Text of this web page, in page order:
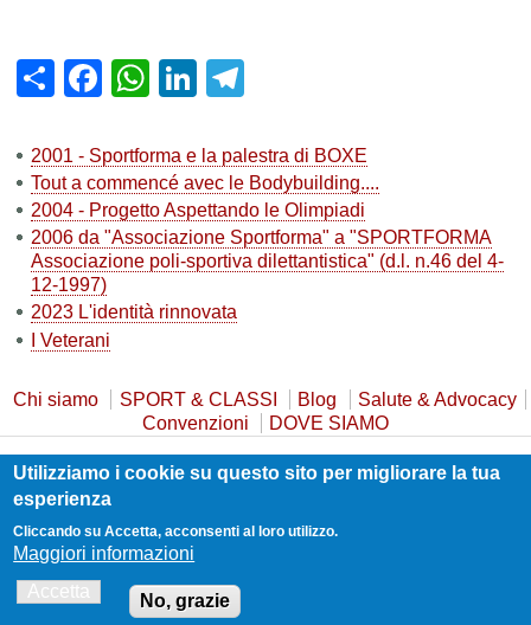
ShareFacebook
WhatsApp
LinkedIn
2001 - Sportforma e la palestra di BOXE
Tout a commencé avec le Bodybuilding....
2004 - Progetto Aspettando le Olimpiadi
2006 da "Associazione Sportforma" a "SPORTFORMA
Associazione poli-sportiva dilettantistica" (d.l. n.46 del 4-
12-1997)
2023 L'identità rinnovata
I Veterani
Chi siamo SPORT & CLASSI Blog
Salute & Advocacy
Convenzioni
DOVE SIAMO
Privacy Policy Cookie Policy
Safeguarding
Realizzato da
Utilizziamo i cookie su questo sito per migliorare la tua
esperienza
Cliccando su Accetta, acconsenti al loro utilizzo.
Maggiori informazioni
Accetta
No, grazie